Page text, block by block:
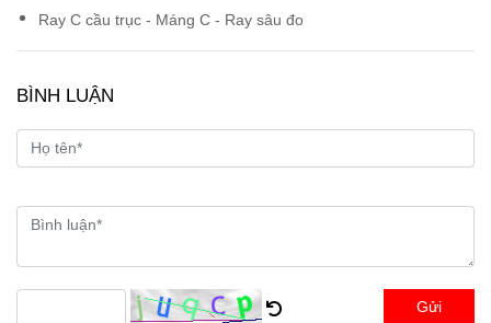
Ray C cầu trục - Máng C - Ray sâu đo
BÌNH LUẬN
Gửi